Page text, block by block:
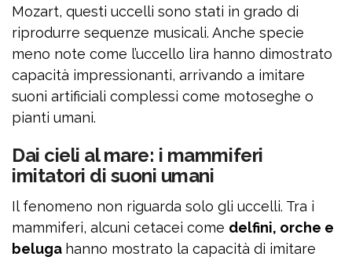
Mozart, questi uccelli sono stati in grado di
riprodurre sequenze musicali. Anche specie
meno note come l’uccello lira hanno dimostrato
capacità impressionanti, arrivando a imitare
suoni artificiali complessi come motoseghe o
pianti umani.
Dai cieli al mare: i mammiferi
imitatori di suoni umani
Il fenomeno non riguarda solo gli uccelli. Tra i
mammiferi, alcuni cetacei come delfini, orche e
beluga hanno mostrato la capacità di imitare